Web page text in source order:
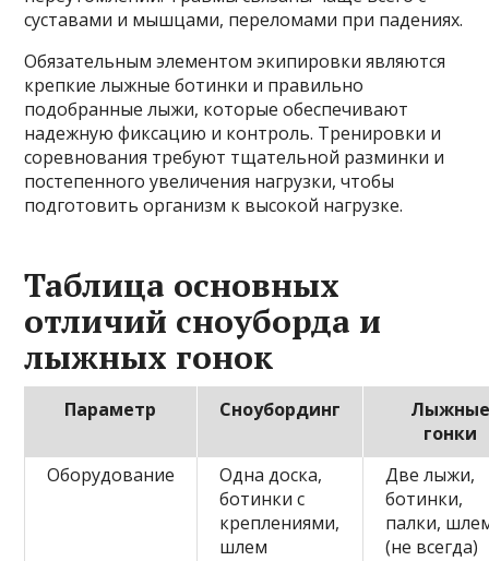
суставами и мышцами, переломами при падениях.
Обязательным элементом экипировки являются
крепкие лыжные ботинки и правильно
подобранные лыжи, которые обеспечивают
надежную фиксацию и контроль. Тренировки и
соревнования требуют тщательной разминки и
постепенного увеличения нагрузки, чтобы
подготовить организм к высокой нагрузке.
Таблица основных
отличий сноуборда и
лыжных гонок
Параметр Сноубординг
гонки
Оборудование
Одна доска,
ботинки с
креплениями,
шлем
Две лыжи,
ботинки,
палки,
(не всегда)